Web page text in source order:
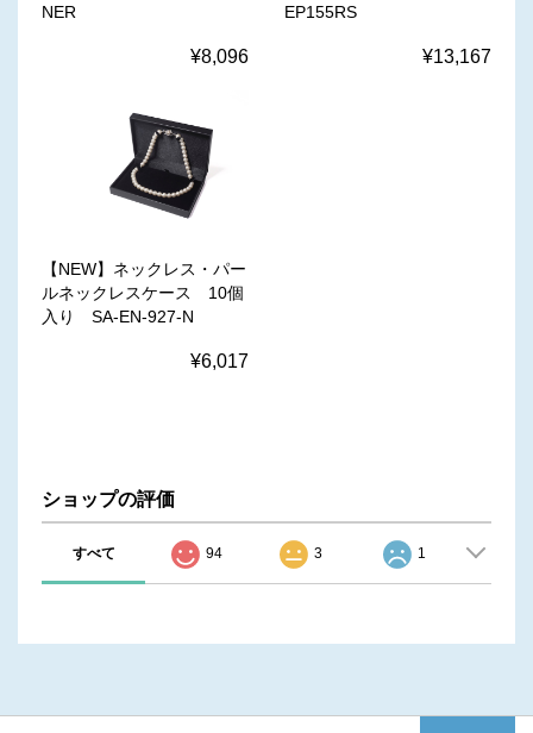
NER
¥8,096
EP155RS
¥13,167
【NEW】ネックレス・パー
ルネックレスケース 10個
入り SA-EN-927-N
¥6,017
ショップの評価
すべて 94 3 1